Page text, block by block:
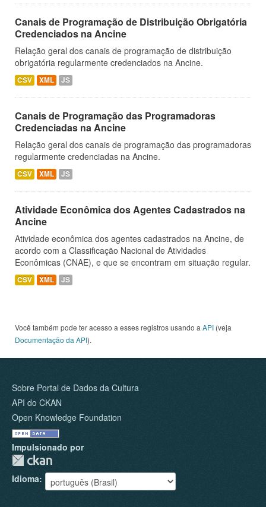
Canais de Programação de Distribuição Obrigatória
Credenciados na Ancine
Relação geral dos canais de programação de distribuição
obrigatória regularmente credenciados na Ancine.
CSV XML JS
Canais de Programação das Programadoras
Credenciadas na Ancine
Relação geral dos canais de programação das programadoras
regularmente credenciadas na Ancine.
CSV XML JS
Atividade Econômica dos Agentes Cadastrados na
Ancine
Atividade econômica dos agentes cadastrados na Ancine, de
acordo com a Classificação Nacional de Atividades
Econômicas (CNAE), e que se encontram em situação regular.
CSV XML JS
Você também pode ter acesso a esses registros usando a API (veja
Documentação da API).
Sobre Portal de Dados da Cultura
API do CKAN
Open Knowledge Foundation
Impulsionado por
Idioma